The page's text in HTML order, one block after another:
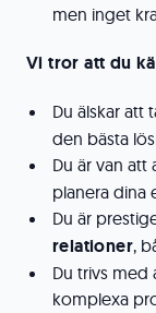
men inget
Vi tror att du
Du älskar att
den bästa
Du är van att
planera dina
Du är
relationer,
Du trivs med
komplexa